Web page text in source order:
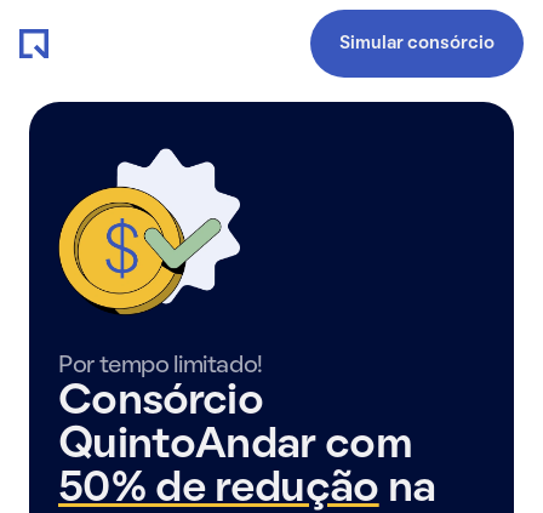
Simular consórcio
Por tempo limitado!
Consórcio
QuintoAndar com
50% de redução na